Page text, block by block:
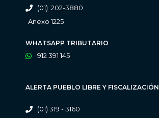
(01) 202-3880
Anexo 1225
WHATSAPP TRIBUTARIO
912 391 145
ALERTA PUEBLO LIBRE Y FISCALIZACIÓN
(01) 319 - 3160